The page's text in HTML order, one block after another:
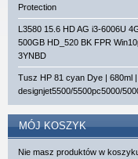
Protection
L3580 15.6 HD AG i3-6006U
500GB HD_520 BK FPR
3YNBD
Tusz HP 81 cyan Dye | 680ml |
designjet5500/5500pc5000/
MÓJ KOSZYK
Nie masz produktów w